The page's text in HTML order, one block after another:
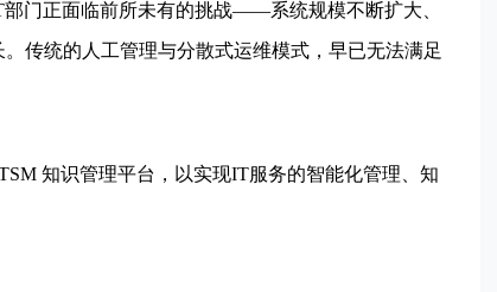
正面临前所未有的挑战——系统规模不断扩大、
传统的人工管理与分散式运维模式，早已无法满足
知识管理平台，以实现IT服务的智能化管理、知